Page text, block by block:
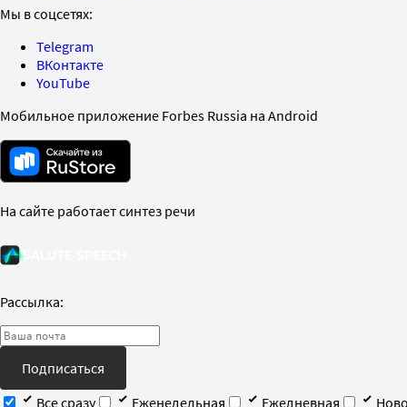
Мы в соцсетях:
Telegram
ВКонтакте
YouTube
Мобильное приложение Forbes Russia на Android
На сайте работает синтез речи
Рассылка:
Подписаться
Все сразу
Еженедельная Ежедневная